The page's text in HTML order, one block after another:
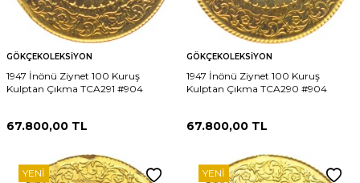
GÖKÇEKOLEKSIYON
1947 İnönü Ziynet 100 Kuruş
Kulptan Çıkma TCA291 #904
67.800,00 TL
GÖKÇEKOLEKSIYON
1947 İnönü Ziynet 100 Kuruş
Kulptan Çıkma TCA290 #904
67.800,00 TL
YENI YENI